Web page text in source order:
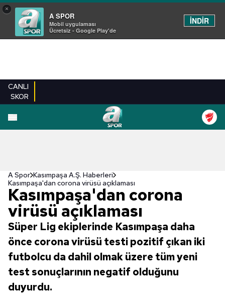
×
A SPOR
Mobil uygulaması
Ücretsiz - Google Play'de
İNDİR
CANLI
SKOR
A Spor Kasımpaşa A.Ş. Haberleri
Kasımpaşa'dan corona virüsü açıklaması
Kasımpaşa'dan corona
virüsü açıklaması
Süper Lig ekiplerinde Kasımpaşa daha
önce corona virüsü testi pozitif çıkan iki
futbolcu da dahil olmak üzere tüm yeni
test sonuçlarının negatif olduğunu
duyurdu.